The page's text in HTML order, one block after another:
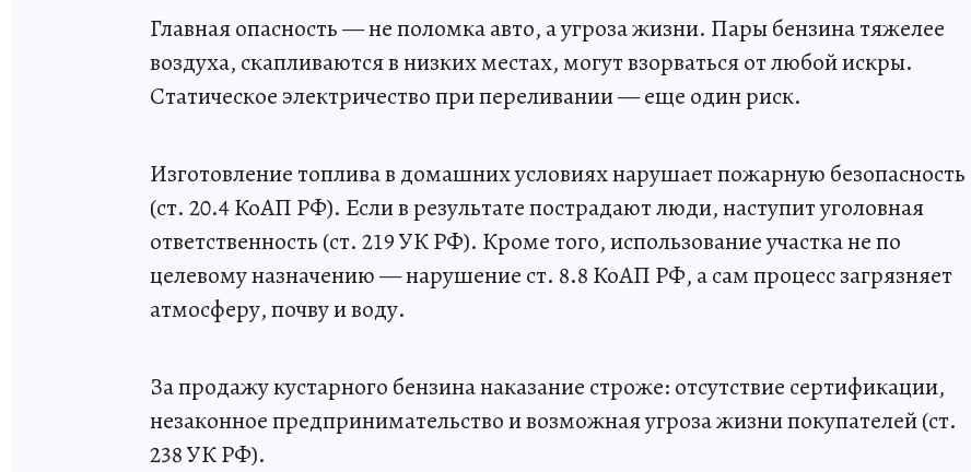
Главная опасность — не поломка авто, а угроза жизни. Пары бензина тяжелее
воздуха, скапливаются в низких местах, могут взорваться от любой искры.
Статическое электричество при переливании — еще один риск.
Изготовление топлива в домашних условиях нарушает пожарную безопасность
(ст. 20.4 КоАП РФ). Если в результате пострадают люди, наступит уголовная
ответственность (ст. 219 УК РФ). Кроме того, использование участка не по
целевому назначению — нарушение ст. 8.8 КоАП РФ, а сам процесс загрязняет
атмосферу, почву и воду.
За продажу кустарного бензина наказание строже: отсутствие сертификации,
незаконное предпринимательство и возможная угроза жизни покупателей (ст.
238 УК РФ).